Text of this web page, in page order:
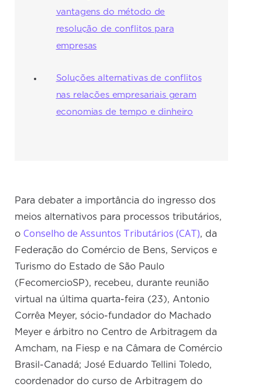
vantagens do método de
resolução de conflitos para
empresas
Soluções alternativas de conflitos
nas relações empresariais geram
economias de tempo e dinheiro
Para debater a importância do ingresso dos
meios alternativos para processos tributários,
oConselho de Assuntos Tributários (CAT), da
Federação do Comércio de Bens, Serviços e
Turismo do Estado de São Paulo
(FecomercioSP), recebeu, durante reunião
virtual na última quarta-feira (23), Antonio
Corrêa Meyer, sócio-fundador do Machado
Meyer e árbitro no Centro de Arbitragem da
Amcham, na Fiesp e na Câmara de Comércio
Brasil-Canadá; José Eduardo Tellini Toledo,
coordenador do curso de Arbitragem do